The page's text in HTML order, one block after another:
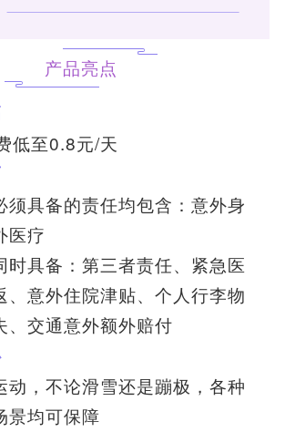
产品亮点
低至0.8元/天
须具备的责任均包含：意外身
医疗
时具备：第三者责任、紧急医
、意外住院津贴、个人行李物
、交通意外额外赔付
动，不论滑雪还是蹦极，各种
景均可保障